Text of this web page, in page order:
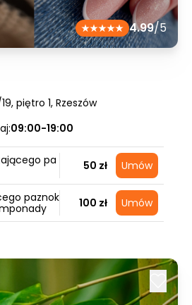
4.99/5
piętro 1, Rzeszów
09:00-19:00
pa
50 zł Umów
paznok
100 zł Umów